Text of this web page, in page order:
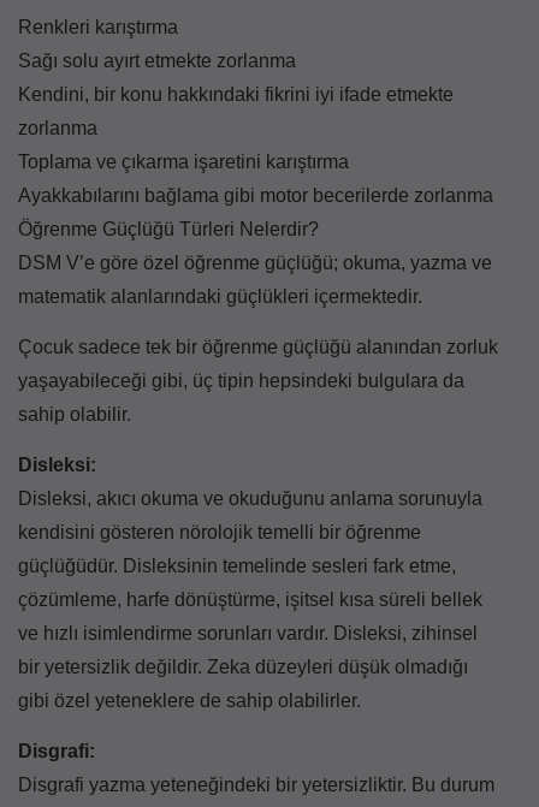
Renkleri karıştırma
Sağı solu ayırt etmekte zorlanma
Kendini, bir konu hakkındaki fikrini iyi ifade etmekte
zorlanma
Toplama ve çıkarma işaretini karıştırma
Ayakkabılarını bağlama gibi motor becerilerde zorlanma
Öğrenme Güçlüğü Türleri Nelerdir?
DSM V’e göre özel öğrenme güçlüğü; okuma, yazma ve
matematik alanlarındaki güçlükleri içermektedir.
Çocuk sadece tek bir öğrenme güçlüğü alanından zorluk
yaşayabileceği gibi, üç tipin hepsindeki bulgulara da
sahip olabilir.
Disleksi:
Disleksi, akıcı okuma ve okuduğunu anlama sorunuyla
kendisini gösteren nörolojik temelli bir öğrenme
güçlüğüdür. Disleksinin temelinde sesleri fark etme,
çözümleme, harfe dönüştürme, işitsel kısa süreli bellek
ve hızlı isimlendirme sorunları vardır. Disleksi, zihinsel
bir yetersizlik değildir. Zeka düzeyleri düşük olmadığı
gibi özel yeteneklere de sahip olabilirler.
Disgrafi:
Disgrafi yazma yeteneğindeki bir yetersizliktir. Bu durum